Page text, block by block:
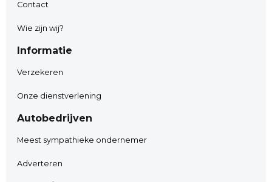
Whatsapp nr: 06-29081008
Instagram.
• Inruil van uw huidige auto
Wij bieden u de mogelijkheid om uw huidige
Contact
Wie zijn wij?
Informatie
Verzekeren
Onze dienstverlening
Autobedrijven
Meest sympathieke ondernemer
Adverteren